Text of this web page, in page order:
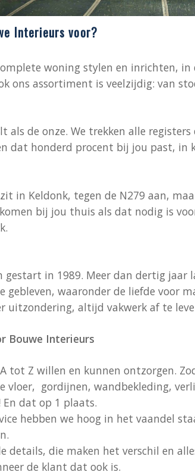
Interieurs voor?
woning stylen en inrichten, in
ons assortiment is veelzijdig: van
als de onze. We trekken alle
dat honderd procent bij jou past, in
in Keldonk, tegen de N279 aan,
bij jou thuis als dat nodig is
gestart in 1989. Meer dan dertig jaar
gebleven, waaronder de liefde voor
uitzondering, altijd vakwerk af te
Bouwe Interieurs
tot Z willen en kunnen ontzorgen.
vloer, gordijnen, wandbekleding,
En dat op 1 plaats.
hebben we hoog in het vaandel
details, die maken het verschil en
de klant dat ook is.